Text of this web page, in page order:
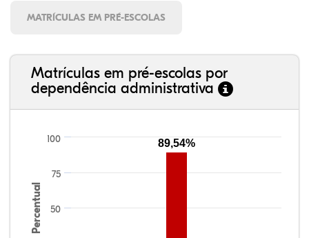
MATRÍCULAS EM PRÉ-ESCOLAS
Matrículas em pré-escolas por
dependência administrativa
Percentual
100
50
75
89,54%